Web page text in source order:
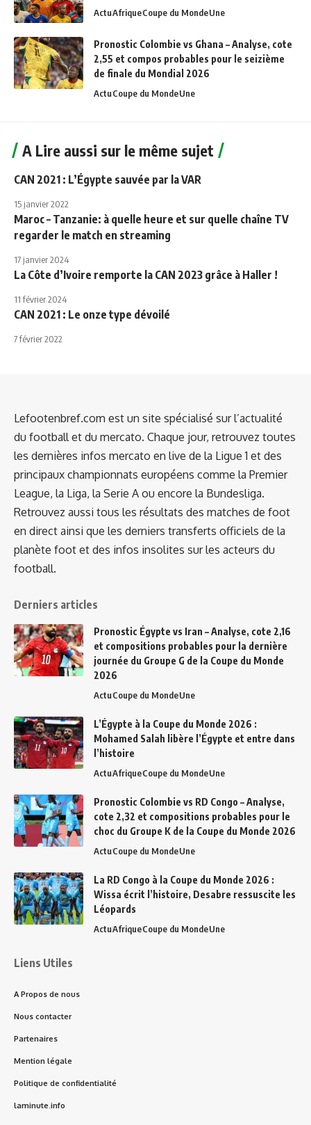
ActuAfriqueCoupe du MondeUne
Pronostic Colombie vs Ghana – Analyse, cote
2,55 et compos probables pour le seizième
de finale du Mondial 2026
ActuCoupe du MondeUne
A Lire aussi sur le même sujet
CAN 2021 : L’Égypte sauvée par la VAR
15 janvier 2022
Maroc – Tanzanie: à quelle heure et sur quelle chaîne TV
regarder le match en streaming
17 janvier 2024
La Côte d’Ivoire remporte la CAN 2023 grâce à Haller !
11 février 2024
CAN 2021 : Le onze type dévoilé
7 février 2022
Lefootenbref.com est un site spécialisé sur l’actualité
du football et du mercato. Chaque jour, retrouvez toutes
les dernières infos mercato en live de la Ligue 1 et des
principaux championnats européens comme la Premier
League, la Liga, la Serie A ou encore la Bundesliga.
Retrouvez aussi tous les résultats des matches de foot
en direct ainsi que les derniers transferts officiels de la
planète foot et des infos insolites sur les acteurs du
football.
Derniers articles
Pronostic Égypte vs Iran – Analyse, cote 2,16
et compositions probables pour la dernière
journée du Groupe G de la Coupe du Monde
2026
ActuCoupe du MondeUne
L’Égypte à la Coupe du Monde 2026 :
Mohamed Salah libère l’Égypte et entre dans
l’histoire
ActuAfriqueCoupe du MondeUne
Pronostic Colombie vs RD Congo – Analyse,
cote 2,32 et compositions probables pour le
choc du Groupe K de la Coupe du Monde 2026
ActuCoupe du MondeUne
La RD Congo à la Coupe du Monde 2026 :
Wissa écrit l’histoire, Desabre ressuscite les
Léopards
ActuAfriqueCoupe du MondeUne
Liens Utiles
A Propos de nous
Nous contacter
Partenaires
Mention légale
Politique de confidentialité
laminute.info